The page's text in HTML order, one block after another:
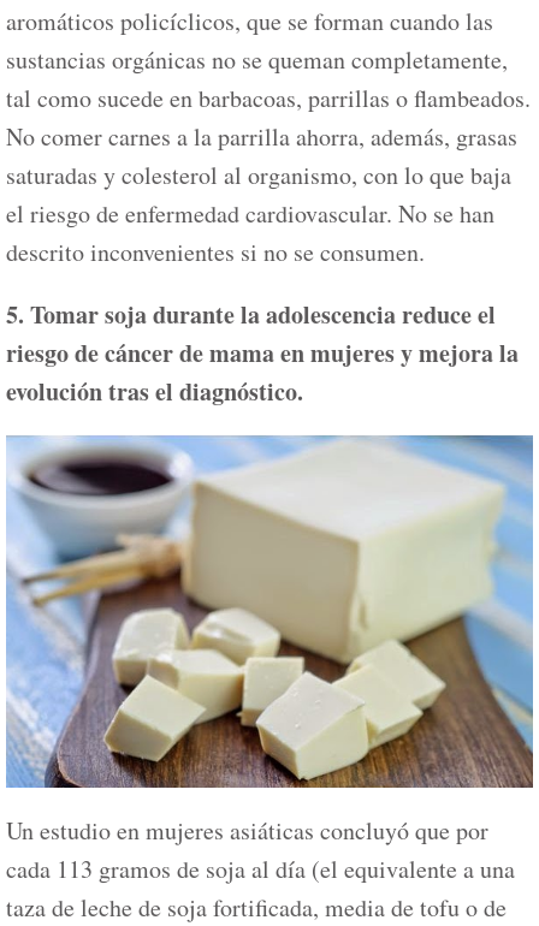
aromáticos policíclicos, que se forman cuando las
sustancias orgánicas no se queman completamente,
tal como sucede en barbacoas, parrillas o flambeados.
No comer carnes a la parrilla ahorra, además, grasas
saturadas y colesterol al organismo, con lo que baja
el riesgo de enfermedad cardiovascular. No se han
descrito inconvenientes si no se consumen.
5. Tomar soja durante la adolescencia reduce el
riesgo de cáncer de mama en mujeres y mejora la
evolución tras el diagnóstico.
Un estudio en mujeres asiáticas concluyó que por
cada 113 gramos de soja al día (el equivalente a una
taza de leche de soja fortificada, media de tofu o de